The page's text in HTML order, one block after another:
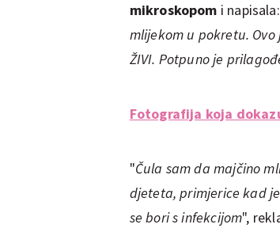
mikroskopom i
mlijekom u pokretu.
ŽIVI. Potpuno je
Fotografija koja
"Čula sam da majčino
djeteta, primjerice kad
se bori s infekcijom",